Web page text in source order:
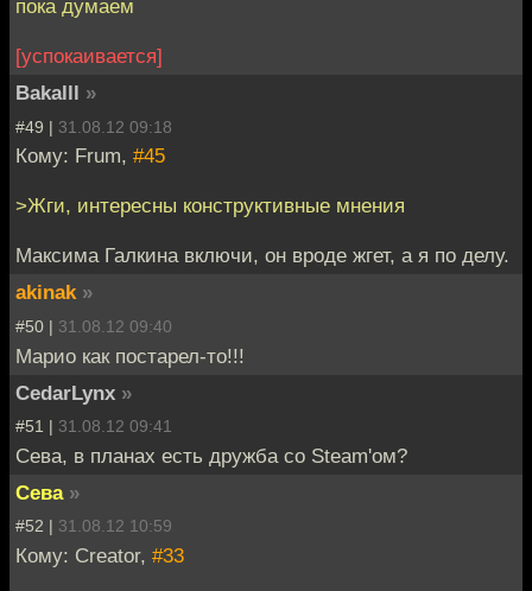
пока думаем
[успокаивается]
Bakalll »
#49 | 31.08.12 09:18
Кому: Frum, #45
>Жги, интересны конструктивные мнения
Максима Галкина включи, он вроде жгет, а я по делу.
akinak »
#50 | 31.08.12 09:40
Марио как постарел-то!!!
CedarLynx »
#51 | 31.08.12 09:41
Сева, в планах есть дружба со Steam'ом?
Сева »
#52 | 31.08.12 10:59
Кому: Creator, #33